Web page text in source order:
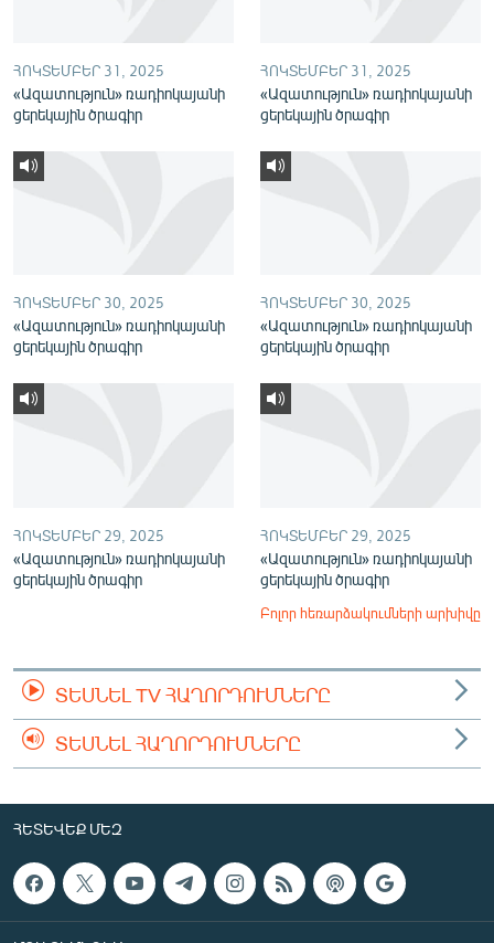
ՀԵՏԵՎԵՔ ՄԵԶ
ՀՈԿՏԵՄԲԵՐ 31, 2025
«Ազատություն» ռադիոկայանի
ցերեկային ծրագիր
ՀՈԿՏԵՄԲԵՐ 31, 2025
«Ազատություն» ռադիոկայանի
ցերեկային ծրագիր
ՀՈԿՏԵՄԲԵՐ 30, 2025
«Ազատություն» ռադիոկայանի
ցերեկային ծրագիր
ՀՈԿՏԵՄԲԵՐ 30, 2025
«Ազատություն» ռադիոկայանի
ցերեկային ծրագիր
ՀՈԿՏԵՄԲԵՐ 29, 2025
«Ազատություն» ռադիոկայանի
ցերեկային ծրագիր
ՀՈԿՏԵՄԲԵՐ 29, 2025
«Ազատություն» ռադիոկայանի
ցերեկային ծրագիր
Բոլոր հեռարձակումների արխիվը
ՏԵՍՆԵԼ TV ՀԱՂՈՐԴՈՒՄՆԵՐԸ
ՏԵՍՆԵԼ ՀԱՂՈՐԴՈՒՄՆԵՐԸ
ՀԵՏԵՎԵՔ ՄԵԶ